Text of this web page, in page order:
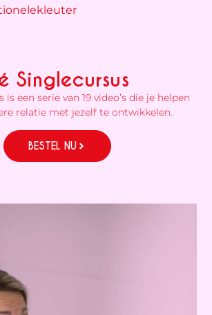
Singlecursus
een serie van 19 video’s die je helpen
relatie met jezelf te ontwikkelen.
BESTEL NU